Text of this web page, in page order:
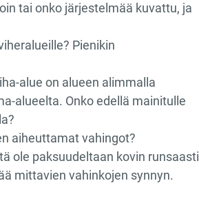
tai onko järjestelmää kuvattu, ja
Pienikin
alue on alueen alimmalla
alueelta. Onko edellä mainitulle
aiheuttamat vahingot?
ole paksuudeltaan kovin runsaasti
mittavien vahinkojen synnyn.